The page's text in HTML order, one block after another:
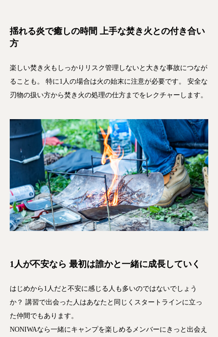
揺れる炎で癒しの時間 上手な焚き火との付き合い
方
楽しい焚き火もしっかりリスク管理しないと大きな事故につなが
ることも。 特に1人の場合は火の始末に注意が必要です。 安全な
刃物の扱い方から焚き火の処理の仕方までをレクチャーします。
1人が不安なら 最初は誰かと一緒に成長していく
はじめから1人だと不安に感じる人も多いのではないでしょう
か？ 講習で出会った人はあなたと同じくスタートラインに立っ
た仲間でもあります。
NONIWAなら一緒にキャンプを楽しめるメンバーにきっと出会え